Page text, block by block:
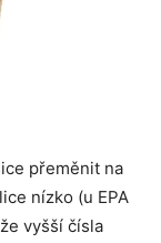
přeměnit na
nízko (u EPA
vyšší čísla